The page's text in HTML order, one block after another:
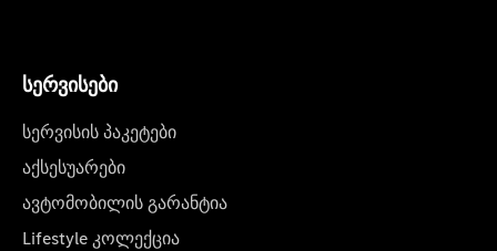
სერვისები
სერვისის პაკეტები
აქსესუარები
ავტომობილის გარანტია
Lifestyle კოლექცია